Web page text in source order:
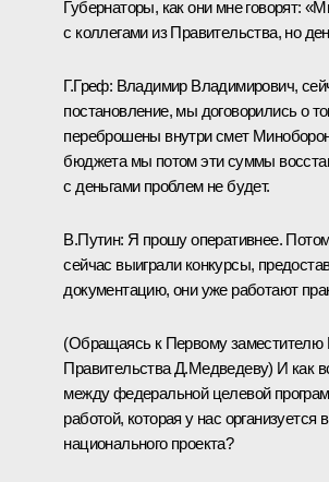
Губернаторы, как они мне говорят:
с коллегами из Правительства, но
Г.Греф: Владимир Владимирович,
постановление, мы договорились о
переброшены внутри смет
бюджета мы потом эти суммы
с деньгами проблем не будет.
В.Путин: Я прошу оперативнее.
сейчас выиграли конкурсы,
документацию, они уже работают
(Обращаясь к Первому заместителю
Правительства Д.Медведеву) И как
между федеральной целевой
работой, которая у нас организуется
национального проекта?